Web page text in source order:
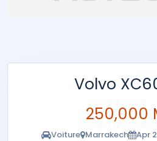
Volvo
250,000
Voiture Marrakech Apr